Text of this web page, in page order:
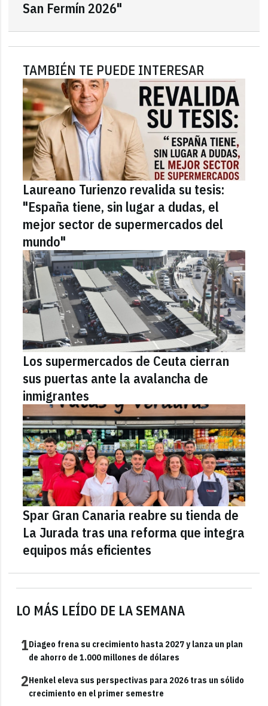
LO MÁS LEÍDO DE LA SEMANA
1Diageo frena su crecimiento hasta 2027 y lanza un plan
de ahorro de 1.000 millones de dólares
2Henkel eleva sus perspectivas para 2026 tras un sólido
crecimiento en el primer semestre
San Fermín 2026"
TAMBIÉN TE PUEDE INTERESAR
Laureano Turienzo revalida su tesis:
"España tiene, sin lugar a dudas, el
mejor sector de supermercados del
mundo"
Los supermercados de Ceuta cierran
sus puertas ante la avalancha de
inmigrantes
Spar Gran Canaria reabre su tienda de
La Jurada tras una reforma que integra
equipos más eficientes